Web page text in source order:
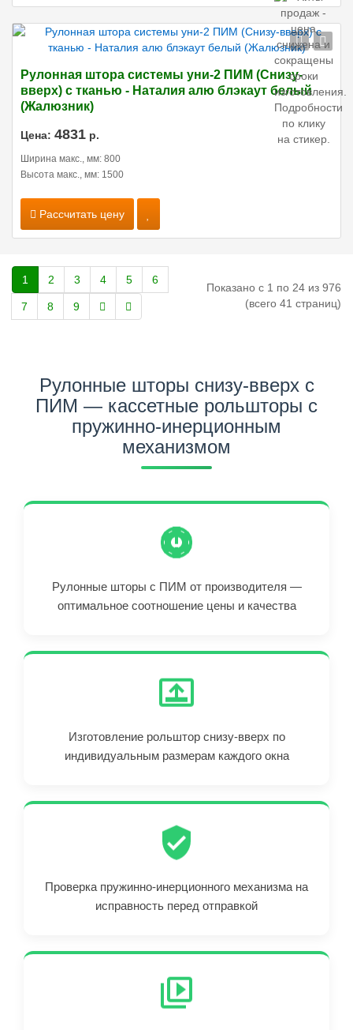
Рулонная штора системы уни-2 ПИМ (Снизу-
вверх) с тканью - Наталия алю блэкаут белый
(Жалюзник)
Цена: 4831 р.
Ширина макс., мм: 800
Высота макс., мм: 1500
Рассчитать цену
1 2 3 4 5 6
7 8 9
Показано с 1 по 24 из 976
(всего 41 страниц)
Рулонные шторы снизу-вверх с
ПИМ — кассетные рольшторы с
пружинно-инерционным
механизмом
Рулонные шторы с ПИМ от производителя —
оптимальное соотношение цены и качества
Изготовление рольштор снизу-вверх по
индивидуальным размерам каждого окна
Проверка пружинно-инерционного механизма на
исправность перед отправкой